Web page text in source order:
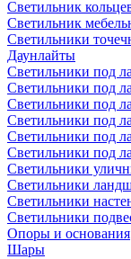
Светильник
Светильник
Светильники
Даунлайты
Светильники под
Светильники под
Светильники под
Светильники под
Светильники под
Светильники под
Светильники
Светильники
Светильники
Светильники
Опоры и основания
Шары